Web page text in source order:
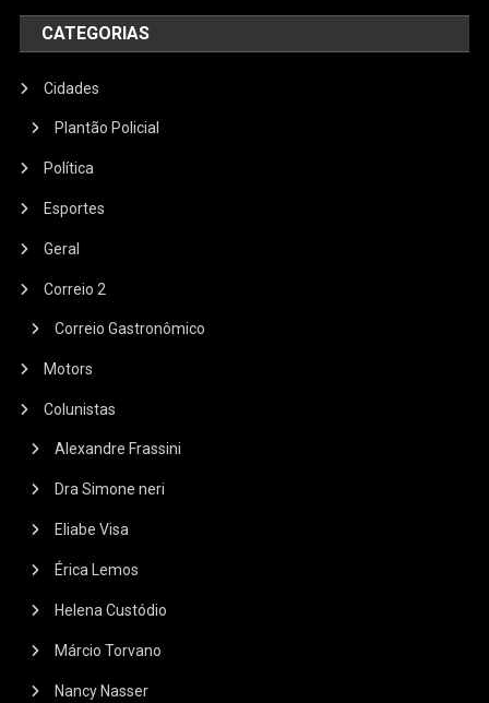
CATEGORIAS
Cidades
Plantão Policial
Política
Esportes
Geral
Correio 2
Correio Gastronômico
Motors
Colunistas
Alexandre Frassini
Dra Simone neri
Eliabe Visa
Érica Lemos
Helena Custódio
Márcio Torvano
Nancy Nasser